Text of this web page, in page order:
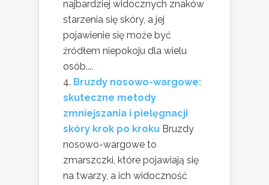
najbardziej widocznych znaków
starzenia się skóry, a jej
pojawienie się może być
źródłem niepokoju dla wielu
osób....
Bruzdy nosowo-wargowe:
skuteczne metody
zmniejszania i pielęgnacji
skóry krok po kroku Bruzdy
nosowo-wargowe to
zmarszczki, które pojawiają się
na twarzy, a ich widoczność